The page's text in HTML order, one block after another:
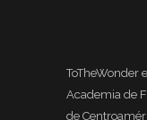
ToTheWonder
Academia de
de